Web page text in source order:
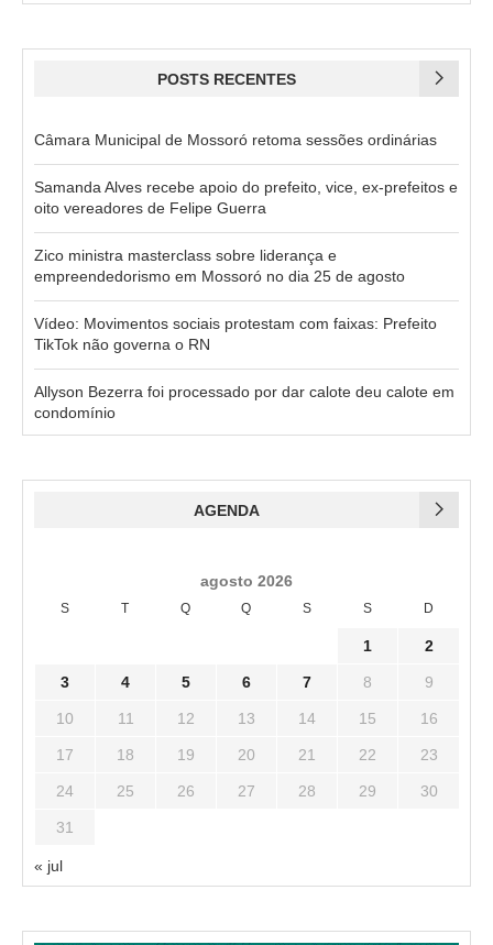
POSTS RECENTES
Câmara Municipal de Mossoró retoma sessões ordinárias
Samanda Alves recebe apoio do prefeito, vice, ex-prefeitos e
oito vereadores de Felipe Guerra
Zico ministra masterclass sobre liderança e
empreendedorismo em Mossoró no dia 25 de agosto
Vídeo: Movimentos sociais protestam com faixas: Prefeito
TikTok não governa o RN
Allyson Bezerra foi processado por dar calote deu calote em
condomínio
AGENDA
agosto 2026
S T Q Q S S D
1 2
3 4 5 6 7 8 9
10 11 12 13 14 15 16
17 18 19 20 21 22 23
24 25 26 27 28 29 30
31
« jul